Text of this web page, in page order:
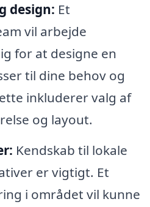
design: Et
vil arbejde
for at designe en
til dine behov og
inkluderer valg af
og layout.
Kendskab til lokale
er vigtigt. Et
i området vil kunne